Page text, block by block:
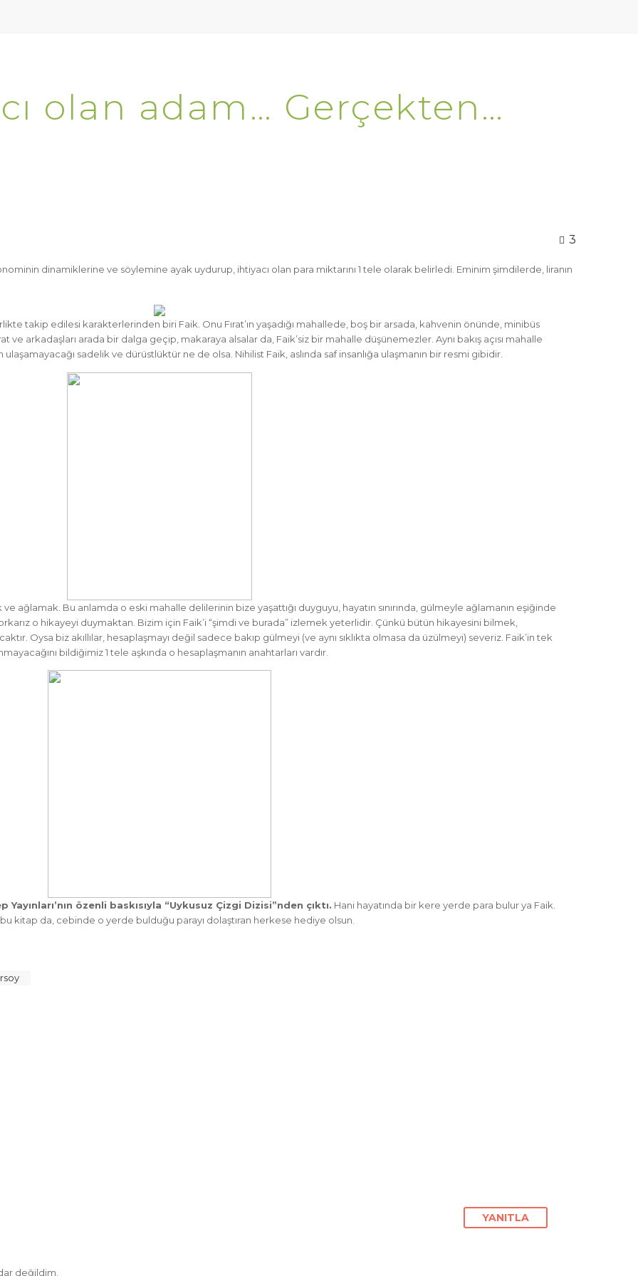
olan adam… Gerçekten…
3
dinamiklerine ve söylemine ayak uydurup, ihtiyacı olan para miktarını 1 tele olarak belirledi. Eminim şimdilerde, liranın
takip edilesi karakterlerinden biri Faik. Onu Fırat’ın yaşadığı mahallede, boş bir arsada, kahvenin önünde, minibüs
ve arkadaşları arada bir dalga geçip, makaraya alsalar da, Faik’siz bir mahalle düşünemezler. Aynı bakış açısı mahalle
sadelik ve dürüstlüktür ne de olsa. Nihilist Faik, aslında saf insanlığa ulaşmanın bir resmi gibidir.
ağlamak. Bu anlamda o eski mahalle delilerinin bize yaşattığı duyguyu, hayatın sınırında, gülmeyle ağlamanın eşiğinde
o hikayeyi duymaktan. Bizim için Faik’i “şimdi ve burada” izlemek yeterlidir. Çünkü bütün hikayesini bilmek,
Oysa biz akıllılar, hesaplaşmayı değil sadece bakıp gülmeyi (ve aynı sıklıkta olmasa da üzülmeyi) severiz. Faik’in tek
bildiğimiz 1 tele aşkında o hesaplaşmanın anahtarları vardır.
özenli baskısıyla “Uykusuz Çizgi Dizisi”nden çıktı. Hani hayatında bir kere yerde para bulur ya Faik.
kitap da, cebinde o yerde bulduğu parayı dolaştıran herkese hediye olsun.
YANITLA
değildim.